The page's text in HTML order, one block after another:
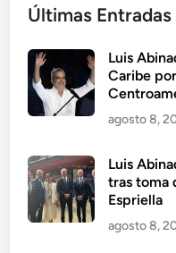
Últimas Entradas
Luis
Caribe
agosto 8,
Luis
tras toma
Espriella
agosto 8,